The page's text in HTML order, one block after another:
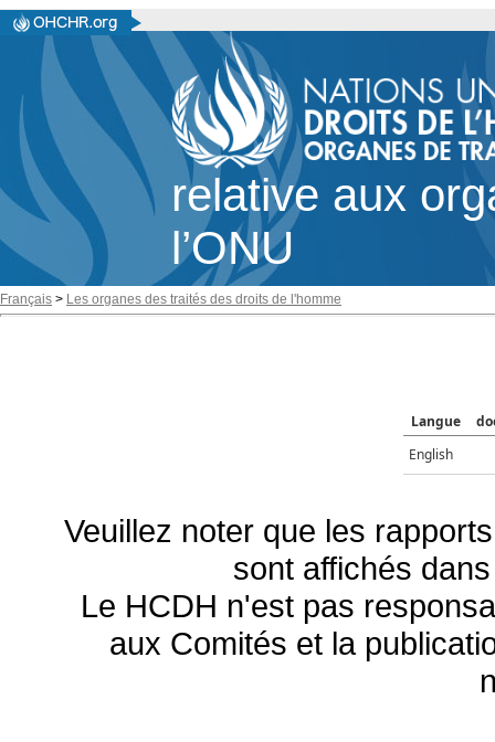
relative aux
l’ONU
Français > Les organes des traités des droits de l'homme
Langue
English
Veuillez noter que les
sont affichés
Le HCDH n'est pas
aux Comités et la